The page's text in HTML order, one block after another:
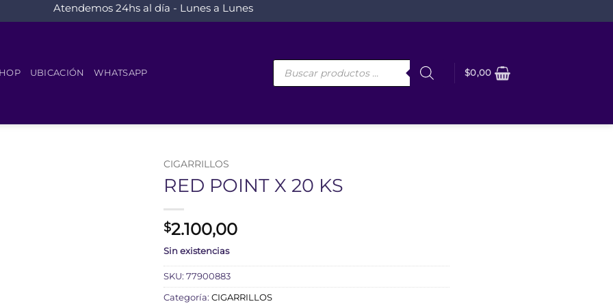
Atendemos 24hs al día - Lunes a Lunes
UBICACIÓN WHATSAPP
Búsqueda
$0,00
CIGARRILLOS
RED POINT X 20 KS
$2.100,00
Sin existencias
SKU: 77900883
Categoría: CIGARRILLOS